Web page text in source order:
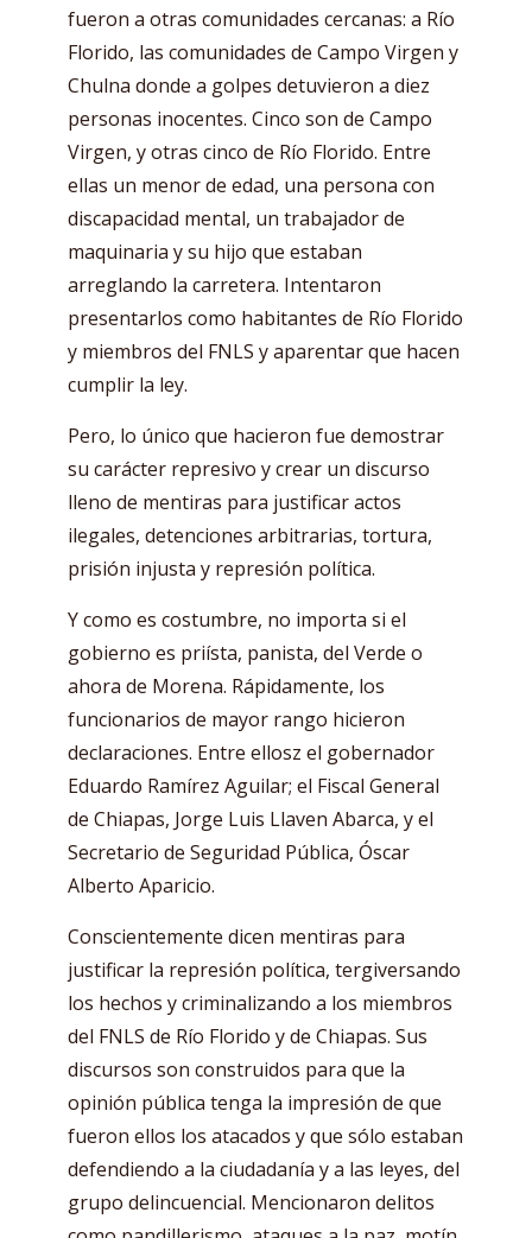
fueron a otras comunidades cercanas: a Río
Florido, las comunidades de Campo Virgen y
Chulna donde a golpes detuvieron a diez
personas inocentes. Cinco son de Campo
Virgen, y otras cinco de Río Florido. Entre
ellas un menor de edad, una persona con
discapacidad mental, un trabajador de
maquinaria y su hijo que estaban
arreglando la carretera. Intentaron
presentarlos como habitantes de Río Florido
y miembros del FNLS y aparentar que hacen
cumplir la ley.
Pero, lo único que hacieron fue demostrar
su carácter represivo y crear un discurso
lleno de mentiras para justificar actos
ilegales, detenciones arbitrarias, tortura,
prisión injusta y represión política.
Y como es costumbre, no importa si el
gobierno es priísta, panista, del Verde o
ahora de Morena. Rápidamente, los
funcionarios de mayor rango hicieron
declaraciones. Entre ellosz el gobernador
Eduardo Ramírez Aguilar; el Fiscal General
de Chiapas, Jorge Luis Llaven Abarca, y el
Secretario de Seguridad Pública, Óscar
Alberto Aparicio.
Conscientemente dicen mentiras para
justificar la represión política, tergiversando
los hechos y criminalizando a los miembros
del FNLS de Río Florido y de Chiapas. Sus
discursos son construidos para que la
opinión pública tenga la impresión de que
fueron ellos los atacados y que sólo estaban
defendiendo a la ciudadanía y a las leyes, del
grupo delincuencial. Mencionaron delitos